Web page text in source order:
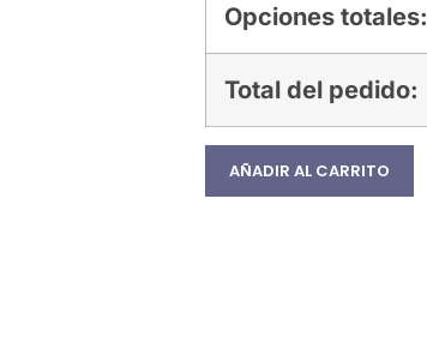
Opciones totales:
Total del pedido:
AÑADIR AL CARRITO